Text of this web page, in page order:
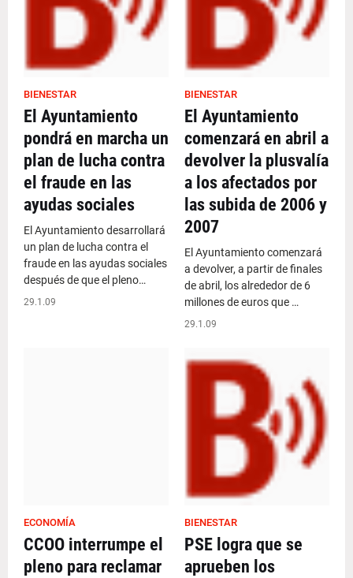
BIENESTAR
El Ayuntamiento
pondrá en marcha un
plan de lucha contra
el fraude en las
ayudas sociales
El Ayuntamiento desarrollará
un plan de lucha contra el
fraude en las ayudas sociales
después de que el pleno…
29.1.09
BIENESTAR
El Ayuntamiento
comenzará en abril a
devolver la plusvalía
a los afectados por
las subida de 2006 y
2007
El Ayuntamiento comenzará
a devolver, a partir de finales
de abril, los alrededor de 6
millones de euros que …
29.1.09
ECONOMÍA
CCOO interrumpe el
pleno para reclamar
BIENESTAR
PSE logra que se
aprueben los